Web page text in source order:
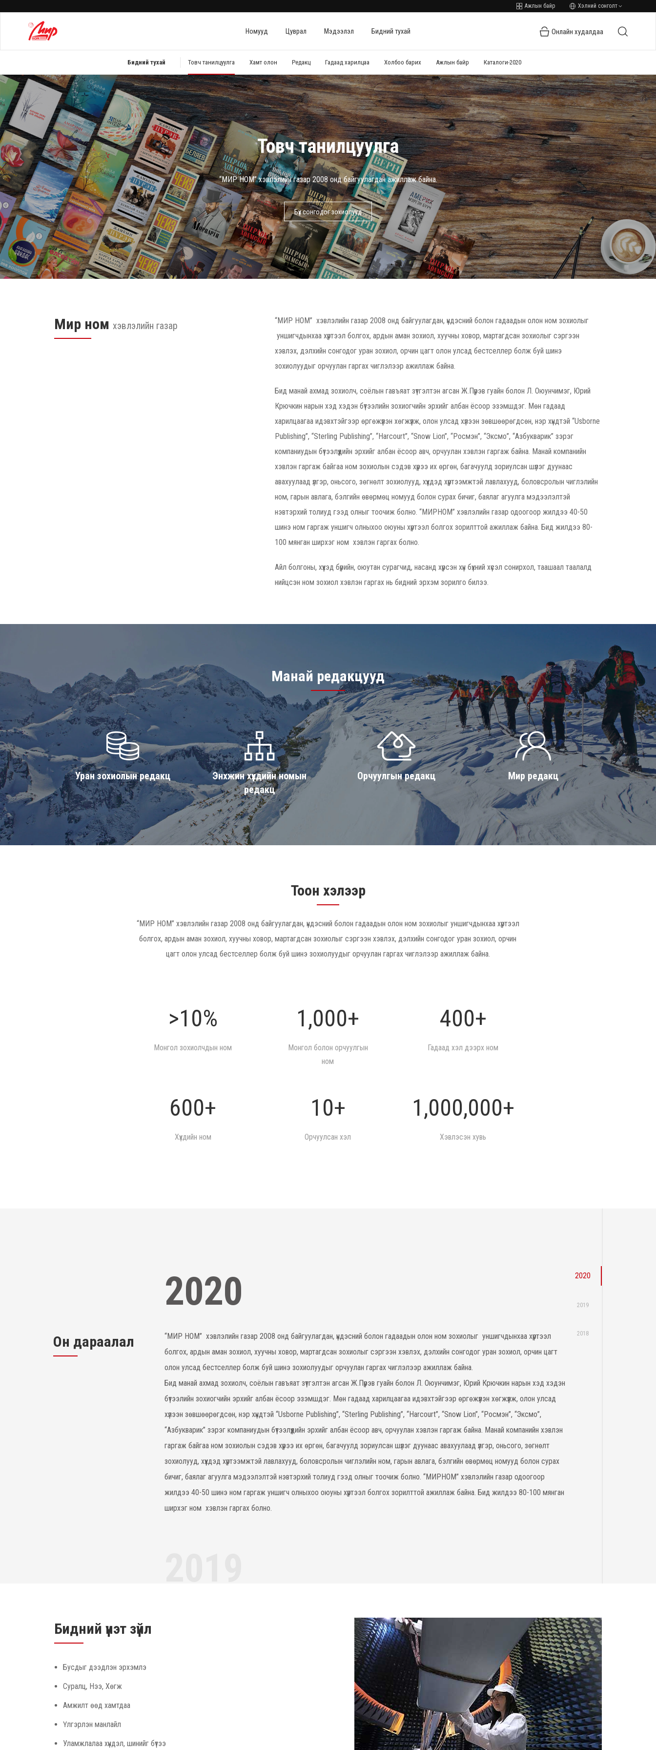
Ажлын байр Хэлний сонголт
Номууд Цуврал Мэдээлэл Бидний тухай Онлайн худалдаа
Бидний тухай Товч танилцуулга Хамт олон Редакц Гадаад харилцаа Холбоо барих Ажлын байр Каталоги-2020
Товч танилцуулга
“МИР НОМ” хэвлэлийн газар 2008 онд байгуулагдан ажиллаж байна.
Бүх сонгодог зохиолууд
Мир ном хэвлэлийн газар
“МИР НОМ” хэвлэлийн газар 2008 онд байгуулагдан, үндэсний болон гадаадын олон ном зохиолыг
уншигчдынхаа хүртээл болгох, ардын аман зохиол, хуучны ховор, мартагдсан зохиолыг сэргээн
хэвлэх, дэлхийн сонгодог уран зохиол, орчин цагт олон улсад бестселлер болж буй шинэ
зохиолуудыг орчуулан гаргах чиглэлээр ажиллаж байна.
Бид манай ахмад зохиолч, соёлын гавъяат зүтгэлтэн агсан Ж.Пүрэв гуайн болон Л. Оюунчимэг, Юрий
Крючкин нарын хэд хэдэн бүтээлийн зохиогчийн эрхийг албан ёсоор эзэмшдэг. Мөн гадаад
харилцаагаа идэвхтэйгээр өргөжүүлэн хөгжүүлж, олон улсад хүлээн зөвшөөрөгдсөн, нэр хүндтэй “Usborne
Publishing”, “Sterling Publishing”, “Harcourt”, “Snow Lion”, “Росмэн”, “Эксмо”, “Азбукварик” зэрэг
компаниудын бүтээлүүдийн эрхийг албан ёсоор авч, орчуулан хэвлэн гаргаж байна. Манай компанийн
хэвлэн гаргаж байгаа ном зохиолын сэдэв хүрээ их өргөн, багачуулд зориулсан шүлэг дуунаас
авахуулаад үлгэр, оньсого, зөгнөлт зохиолууд, хүүхдэд хүртээмжтэй лавлахууд, боловсролын чиглэлийн
ном, гарын авлага, бэлгийн өвөрмөц номууд болон сурах бичиг, баялаг агуулга мэдээлэлтэй
нэвтэрхий толиуд гээд олныг тоочиж болно. “МИРНОМ” хэвлэлийн газар одоогоор жилдээ 40-50
шинэ ном гаргаж уншигч олныхоо оюуны хүртээл болгох зорилттой ажиллаж байна. Бид жилдээ 80-
100 мянган ширхэг ном хэвлэн гаргах болно.
Айл болгоны, хүүхэд бүрийн, оюутан сурагчид, насанд хүрсэн хүн бүхний хүсэл сонирхол, таашаал таалалд
нийцсэн ном зохиол хэвлэн гаргах нь бидний эрхэм зорилго билээ.
Манай редакцууд
Уран зохиолын редакц
Энхжин хүүхдийн номын
редакц
Орчуулгын редакц Мир редакц
Тоон хэлээр
“МИР НОМ” хэвлэлийн газар 2008 онд байгуулагдан, үндэсний болон гадаадын олон ном зохиолыг уншигчдынхаа хүртээл
болгох, ардын аман зохиол, хуучны ховор, мартагдсан зохиолыг сэргээн хэвлэх, дэлхийн сонгодог уран зохиол, орчин
цагт олон улсад бестселлер болж буй шинэ зохиолуудыг орчуулан гаргах чиглэлээр ажиллаж байна.
>10%
Монгол зохиолчдын ном
1,000+
Монгол болон орчуулгын
ном
400+
Гадаад хэл дээрх ном
600+
Хүүхдийн ном
10+
Орчуулсан хэл
1,000,000+
Хэвлэсэн хувь
Он дараалал
2020
“МИР НОМ” хэвлэлийн газар 2008 онд байгуулагдан, үндэсний болон гадаадын олон ном зохиолыг уншигчдынхаа хүртээл
болгох, ардын аман зохиол, хуучны ховор, мартагдсан зохиолыг сэргээн хэвлэх, дэлхийн сонгодог уран зохиол, орчин цагт
олон улсад бестселлер болж буй шинэ зохиолуудыг орчуулан гаргах чиглэлээр ажиллаж байна.
Бид манай ахмад зохиолч, соёлын гавъяат зүтгэлтэн агсан Ж.Пүрэв гуайн болон Л. Оюунчимэг, Юрий Крючкин нарын хэд хэдэн
бүтээлийн зохиогчийн эрхийг албан ёсоор эзэмшдэг. Мөн гадаад харилцаагаа идэвхтэйгээр өргөжүүлэн хөгжүүлж, олон улсад
хүлээн зөвшөөрөгдсөн, нэр хүндтэй “Usborne Publishing”, “Sterling Publishing”, “Harcourt”, “Snow Lion”, “Росмэн”, “Эксмо”,
“Азбукварик” зэрэг компаниудын бүтээлүүдийн эрхийг албан ёсоор авч, орчуулан хэвлэн гаргаж байна. Манай компанийн хэвлэн
гаргаж байгаа ном зохиолын сэдэв хүрээ их өргөн, багачуулд зориулсан шүлэг дуунаас авахуулаад үлгэр, оньсого, зөгнөлт
зохиолууд, хүүхдэд хүртээмжтэй лавлахууд, боловсролын чиглэлийн ном, гарын авлага, бэлгийн өвөрмөц номууд болон сурах
бичиг, баялаг агуулга мэдээлэлтэй нэвтэрхий толиуд гээд олныг тоочиж болно. “МИРНОМ” хэвлэлийн газар одоогоор
жилдээ 40-50 шинэ ном гаргаж уншигч олныхоо оюуны хүртээл болгох зорилттой ажиллаж байна. Бид жилдээ 80-100 мянган
ширхэг ном хэвлэн гаргах болно.
болгох, ардын аман зохиол, хуучны ховор, мартагдсан зохиолыг сэргээн хэвлэх, дэлхийн сонгодог уран зохиол, орчин цагт
олон улсад бестселлер болж буй шинэ зохиолуудыг орчуулан гаргах чиглэлээр ажиллаж байна.
Бид манай ахмад зохиолч, соёлын гавъяат зүтгэлтэн агсан Ж.Пүрэв гуайн болон Л. Оюунчимэг, Юрий Крючкин нарын хэд хэдэн
бүтээлийн зохиогчийн эрхийг албан ёсоор эзэмшдэг. Мөн гадаад харилцаагаа идэвхтэйгээр өргөжүүлэн хөгжүүлж, олон улсад
хүлээн зөвшөөрөгдсөн, нэр хүндтэй “Usborne Publishing”, “Sterling Publishing”, “Harcourt”, “Snow Lion”, “Росмэн”, “Эксмо”,
“Азбукварик” зэрэг компаниудын бүтээлүүдийн эрхийг албан ёсоор авч, орчуулан хэвлэн гаргаж байна. Манай компанийн хэвлэн
гаргаж байгаа ном зохиолын сэдэв хүрээ их өргөн, багачуулд зориулсан шүлэг дуунаас авахуулаад үлгэр, оньсого, зөгнөлт
зохиолууд, хүүхдэд хүртээмжтэй лавлахууд, боловсролын чиглэлийн ном, гарын авлага, бэлгийн өвөрмөц номууд болон сурах
2020
2019
2018
Бидний үнэт зүйл
Бусдыг дээдлэн эрхэмлэ
Суралц, Нээ, Хөгж
Амжилт өөд хамтдаа
Үлгэрлэн манлайл
Уламжлалаа хүндэл, шинийг бүтээ